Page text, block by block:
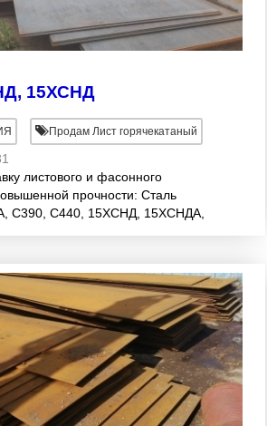
15ХСНД
Продам Лист горячекатаный
листового и фасонного
прочности: Сталь
С390, С440, 15ХСНД, 15ХСНДА,